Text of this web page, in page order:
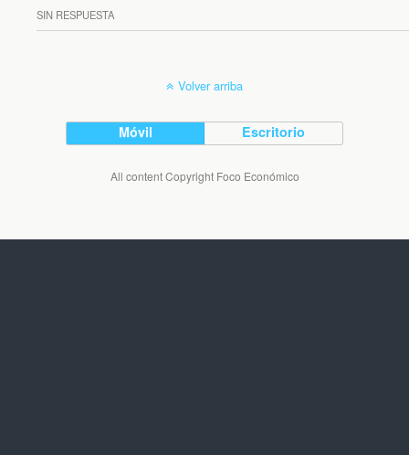
SIN RESPUESTA
Volver arriba
Móvil Escritorio
All content Copyright Foco Económico